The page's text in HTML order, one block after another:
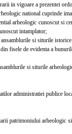
in vigoare a prezentei
national cuprinde
arheologic cunoscut si
intamplator;
si siturile istorice
fisele de evidenta a
si siturile
administratiei publice
patrimoniului arheologic si